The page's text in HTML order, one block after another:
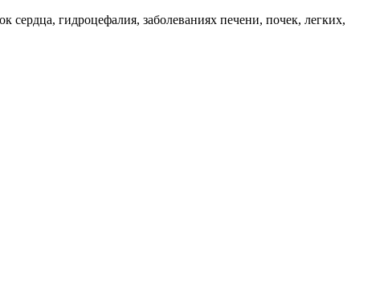
гидроцефалия, заболеваниях печени, почек, легких,